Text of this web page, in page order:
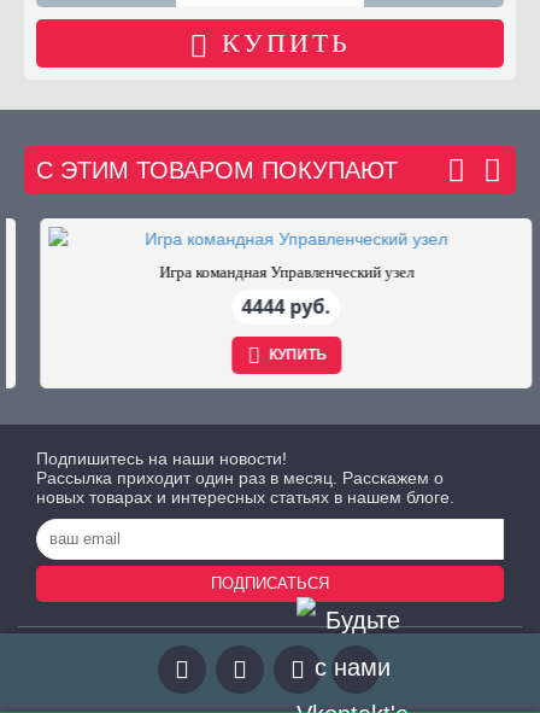
КУПИТЬ
С ЭТИМ ТОВАРОМ ПОКУПАЮТ
Игра командная Управленческий узел
4444 руб.
КУПИТЬ
Подпишитесь на наши новости!
Рассылка приходит один раз в месяц. Расскажем о
новых товарах и интересных статьях в нашем блоге.
ПОДПИСАТЬСЯ